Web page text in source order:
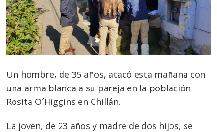
Un hombre, de 35 años, atacó esta mañana con
una arma blanca a su pareja en la población
Rosita O´Higgins en Chillán.
La joven, de 23 años y madre de dos hijos, se